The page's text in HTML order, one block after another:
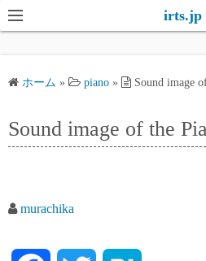
コ
ン
ス
プ
irts.jp
ホーム » piano » Sound image
Sound image of the
murachika